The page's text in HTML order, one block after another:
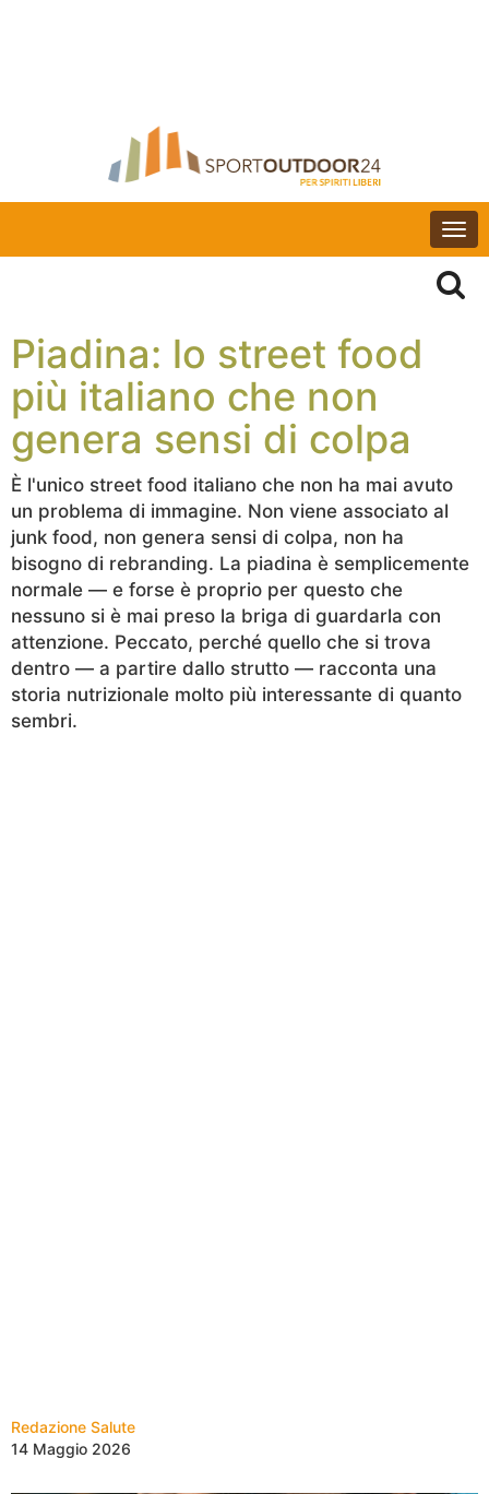
Piadina: lo street food
più italiano che non
genera sensi di colpa
È l'unico street food italiano che non ha mai avuto
un problema di immagine. Non viene associato al
junk food, non genera sensi di colpa, non ha
bisogno di rebranding. La piadina è semplicemente
normale — e forse è proprio per questo che
nessuno si è mai preso la briga di guardarla con
attenzione. Peccato, perché quello che si trova
dentro — a partire dallo strutto — racconta una
storia nutrizionale molto più interessante di quanto
sembri.
Redazione Salute
14 Maggio 2026